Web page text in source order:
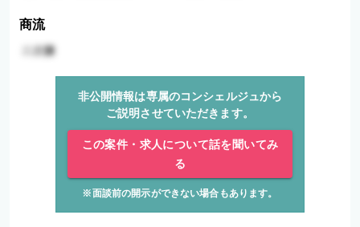
商流
非公開情報は専属のコンシェルジュから
ご説明させていただきます。
この案件・求人について話を聞いてみ
る
※面談前の開示ができない場合もあります。